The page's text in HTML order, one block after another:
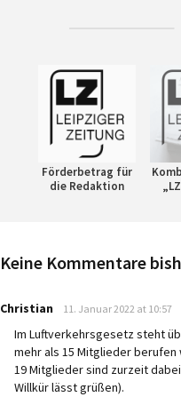
Förderbetrag für
die Redaktion
Keine Kommentare
Christian says:
11. Januar 2022 at 10:57
Im Luftverkehrsgesetz steht
mehr als 15 Mitglieder berufen
19 Mitglieder sind zurzeit
Willkür lässt grüßen).